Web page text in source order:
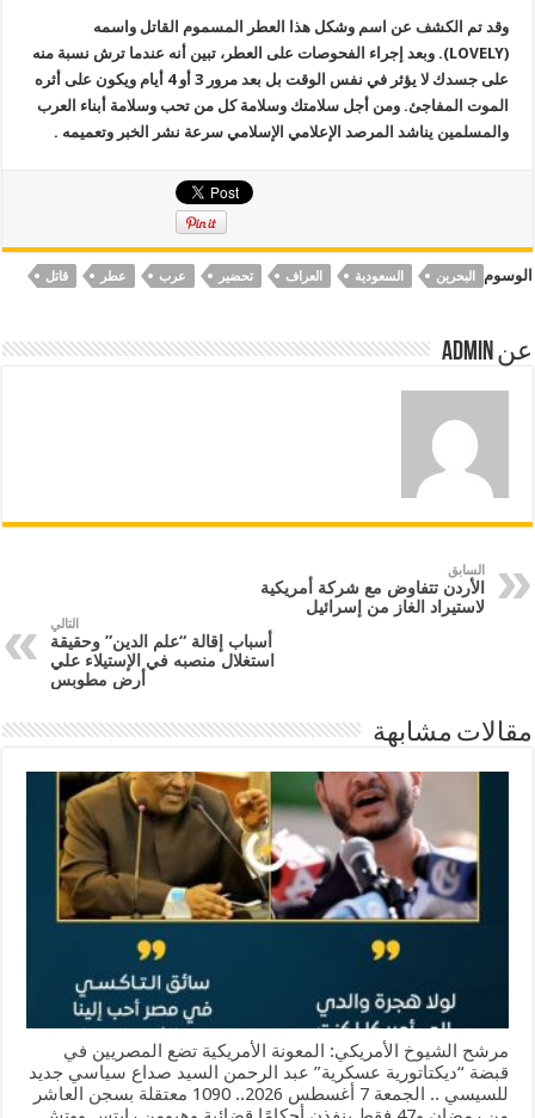
وقد تم الكشف عن اسم وشكل هذا العطر المسموم القاتل واسمه
(
LOVELY). وبعد إجراء الفحوصات على العطر، تبين أنه عندما ترش نسبة منه
على جسدك لا يؤثر في نفس الوقت بل بعد مرور 3 أو 4 أيام ويكون على أثره
الموت المفاجئ. ومن أجل سلامتك وسلامة كل من تحب وسلامة أبناء العرب
والمسلمين يناشد المرصد الإعلامي الإسلامي سرعة نشر الخبر وتعميمه .
الوسوم البحرين السعودية العراف تحضير عرب عطر قاتل
عن Admin
السابق
الأردن تتفاوض مع شركة أمريكية
لاستيراد الغاز من إسرائيل
التالي
أسباب إقالة “علم الدين” وحقيقة
استغلال منصبه في الإستيلاء علي
أرض مطوبس
مقالات مشابهة
مرشح الشيوخ الأمريكي: المعونة الأمريكية تضع المصريين في
قبضة “ديكتاتورية عسكرية” عبد الرحمن السيد صداع سياسي جديد
للسيسي .. الجمعة 7 أغسطس 2026.. 1090 معتقلة بسجن العاشر